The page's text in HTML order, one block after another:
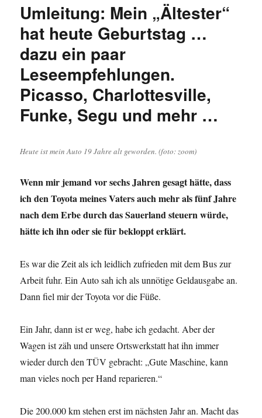
Umleitung: Mein „Ältester“
hat heute Geburtstag …
dazu ein paar
Leseempfehlungen.
Picasso, Charlottesville,
Funke, Segu und mehr …
Heute ist mein Auto 19 Jahre alt geworden. (foto: zoom)
Wenn mir jemand vor sechs Jahren gesagt hätte, dass
ich den Toyota meines Vaters auch mehr als fünf Jahre
nach dem Erbe durch das Sauerland steuern würde,
hätte ich ihn oder sie für bekloppt erklärt.
Es war die Zeit als ich leidlich zufrieden mit dem Bus zur
Arbeit fuhr. Ein Auto sah ich als unnötige Geldausgabe an.
Dann fiel mir der Toyota vor die Füße.
Ein Jahr, dann ist er weg, habe ich gedacht. Aber der
Wagen ist zäh und unsere Ortswerkstatt hat ihn immer
wieder durch den TÜV gebracht: „Gute Maschine, kann
man vieles noch per Hand reparieren.“
Die 200.000 km stehen erst im nächsten Jahr an. Macht das